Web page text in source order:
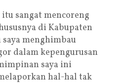
itu sangat mencoreng
di Kabupaten
menghimbau
dalam kepengurusan
saya ini
hal-hal tak